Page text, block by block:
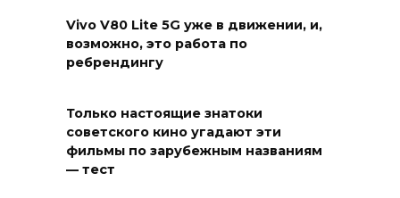
Vivo V80 Lite 5G уже в движении, и,
возможно, это работа по
ребрендингу
Только настоящие знатоки
советского кино угадают эти
фильмы по зарубежным названиям
— тест